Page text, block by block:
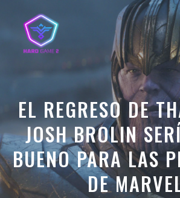
contenido
EL REGRESO DE
JOSH BROLIN
BUENO PARA LAS
DE